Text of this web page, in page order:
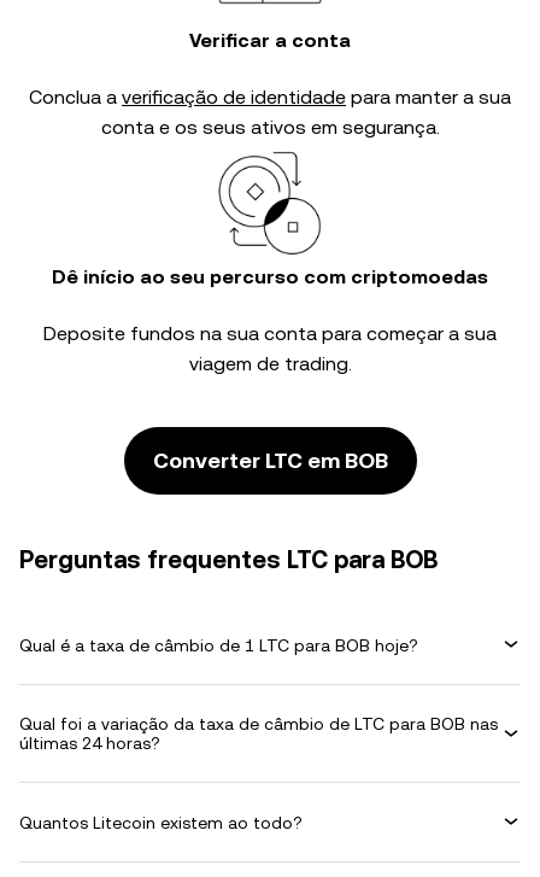
Verificar a conta
Conclua a verificação de identidade para manter a sua
conta e os seus ativos em segurança.
Dê início ao seu percurso com criptomoedas
Deposite fundos na sua conta para começar a sua
viagem de trading.
Converter LTC em BOB
Perguntas frequentes LTC para BOB
Qual é a taxa de câmbio de 1 LTC para BOB hoje?
Qual foi a variação da taxa de câmbio de LTC para BOB nas
últimas 24 horas?
Quantos Litecoin existem ao todo?